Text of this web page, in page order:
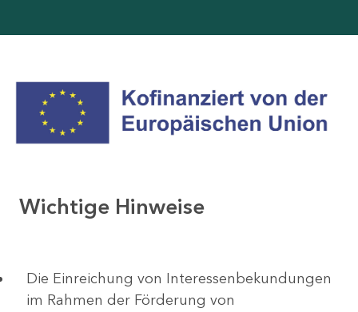
Wichtige Hinweise
Die Einreichung von Interessenbekundungen
im Rahmen der Förderung von